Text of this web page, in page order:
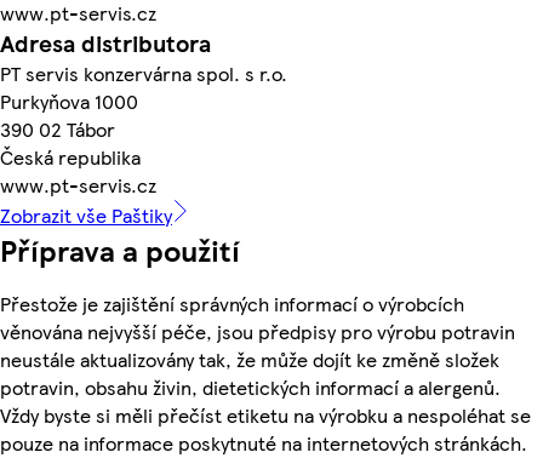
www.pt-servis.cz
Adresa distributora
PT servis konzervárna spol. s r.o.
Purkyňova 1000
390 02 Tábor
Česká republika
www.pt-servis.cz
Zobrazit vše Paštiky
Příprava a použití
Přestože je zajištění správných informací o výrobcích
věnována nejvyšší péče, jsou předpisy pro výrobu potravin
neustále aktualizovány tak, že může dojít ke změně složek
potravin, obsahu živin, dietetických informací a alergenů.
Vždy byste si měli přečíst etiketu na výrobku a nespoléhat se
pouze na informace poskytnuté na internetových stránkách.